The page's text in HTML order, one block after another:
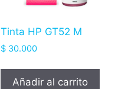
Tinta HP GT52 M
$30.000
Añadir al carrito